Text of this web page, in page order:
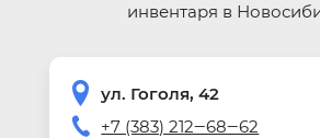
инвентаря в
ул. Гоголя, 42
+7 (383) 212‒68‒62